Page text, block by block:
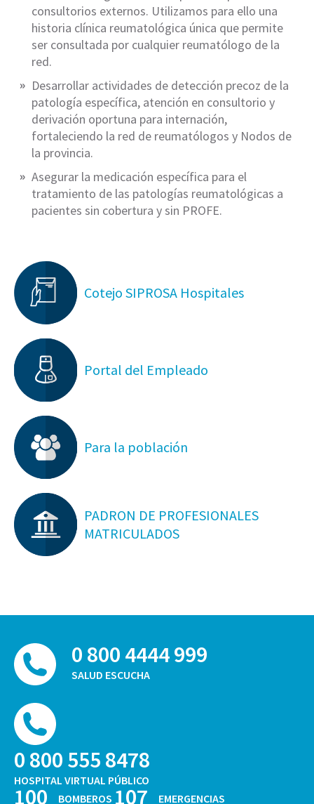
consultorios externos. Utilizamos para ello una
historia clínica reumatológica única que permite
ser consultada por cualquier reumatólogo de la
red.
Desarrollar actividades de detección precoz de la
patología específica, atención en consultorio y
derivación oportuna para internación,
fortaleciendo la red de reumatólogos y Nodos de
la provincia.
Asegurar la medicación específica para el
tratamiento de las patologías reumatológicas a
pacientes sin cobertura y sin PROFE.
Cotejo SIPROSA Hospitales
Portal del Empleado
Para la población
PADRON DE PROFESIONALES
MATRICULADOS
0 800 4444 999
SALUD ESCUCHA
0 800 555 8478
HOSPITAL VIRTUAL PÚBLICO
100 BOMBEROS 107 EMERGENCIAS